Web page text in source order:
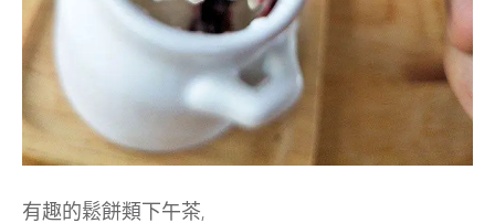
有趣的鬆餅類下午茶,